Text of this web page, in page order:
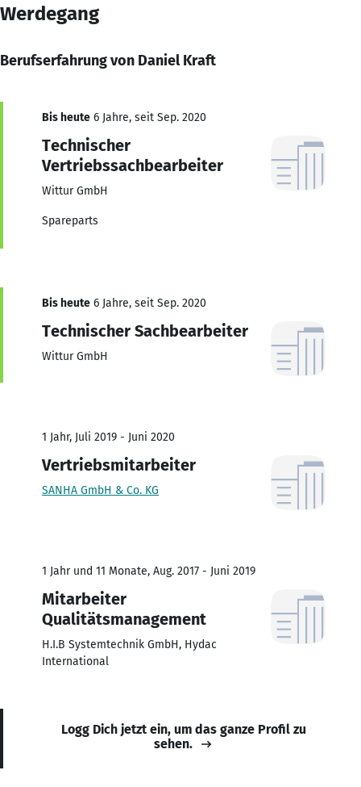
Werdegang
Berufserfahrung von Daniel Kraft
Bis heute 6 Jahre, seit Sep. 2020
Technischer
Vertriebssachbearbeiter
Wittur GmbH
Spareparts
Bis heute 6 Jahre, seit Sep. 2020
Technischer Sachbearbeiter
Wittur GmbH
1 Jahr, Juli 2019 - Juni 2020
Vertriebsmitarbeiter
SANHA GmbH & Co. KG
1 Jahr und 11 Monate, Aug. 2017 - Juni 2019
Mitarbeiter
Qualitätsmanagement
H.I.B Systemtechnik GmbH, Hydac
International
Logg Dich jetzt ein, um das ganze Profil zu
sehen.